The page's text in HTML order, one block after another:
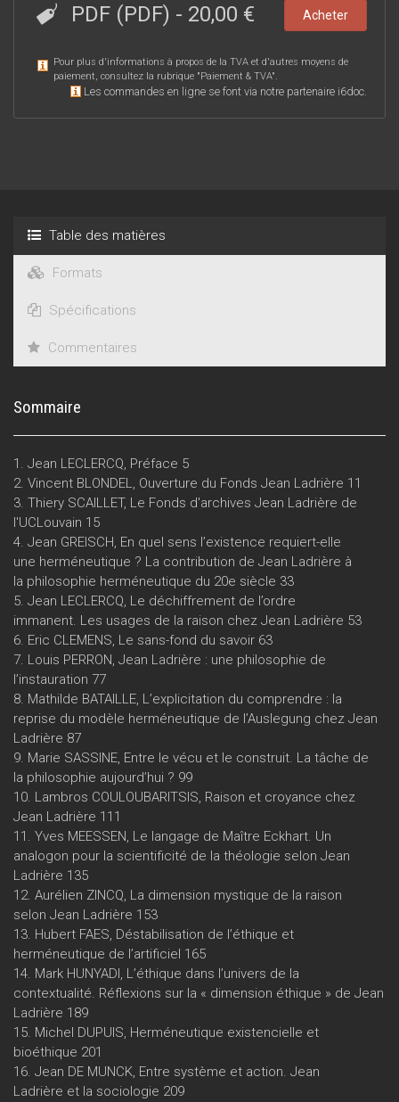
PDF (PDF) - 20,00 € Acheter
Pour plus d'informations à propos de la TVA et d'autres moyens de
paiement, consultez la rubrique "Paiement & TVA".
Les commandes en ligne se font via notre partenaire i6doc.
Table des matières
Formats
Spécifications
Commentaires
Sommaire
1. Jean LECLERCQ, Préface 5
2. Vincent BLONDEL, Ouverture du Fonds Jean Ladrière 11
3. Thiery SCAILLET, Le Fonds d'archives Jean Ladrière de
l'UCLouvain 15
4. Jean GREISCH, En quel sens l’existence requiert-elle
une herméneutique ? La contribution de Jean Ladrière à
la philosophie herméneutique du 20e siècle 33
5. Jean LECLERCQ, Le déchiffrement de l’ordre
immanent. Les usages de la raison chez Jean Ladrière 53
6. Eric CLEMENS, Le sans-fond du savoir 63
7. Louis PERRON, Jean Ladrière : une philosophie de
l’instauration 77
8. Mathilde BATAILLE, L’explicitation du comprendre : la
reprise du modèle herméneutique de l’Auslegung chez Jean
Ladrière 87
9. Marie SASSINE, Entre le vécu et le construit. La tâche de
la philosophie aujourd’hui ? 99
10. Lambros COULOUBARITSIS, Raison et croyance chez
Jean Ladrière 111
11. Yves MEESSEN, Le langage de Maître Eckhart. Un
analogon pour la scientificité de la théologie selon Jean
Ladrière 135
12. Aurélien ZINCQ, La dimension mystique de la raison
selon Jean Ladrière 153
13. Hubert FAES, Déstabilisation de l’éthique et
herméneutique de l’artificiel 165
14. Mark HUNYADI, L’éthique dans l’univers de la
contextualité. Réflexions sur la « dimension éthique » de Jean
Ladrière 189
15. Michel DUPUIS, Herméneutique existencielle et
bioéthique 201
16. Jean DE MUNCK, Entre système et action. Jean
Ladrière et la sociologie 209